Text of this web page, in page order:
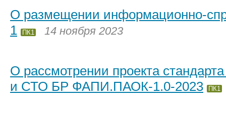
О размещении информационно-
1
ПК1 14 ноября 2023
О рассмотрении проекта
и СТО БР ФАПИ.ПАОК-1.0-2023
ПК1